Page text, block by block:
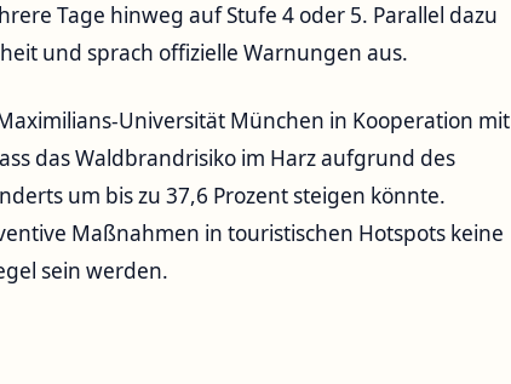
Tage hinweg auf Stufe 4 oder 5. Parallel dazu
und sprach offizielle Warnungen aus.
Universität München in Kooperation mit
das Waldbrandrisiko im Harz aufgrund des
um bis zu 37,6 Prozent steigen könnte.
Maßnahmen in touristischen Hotspots keine
sein werden.